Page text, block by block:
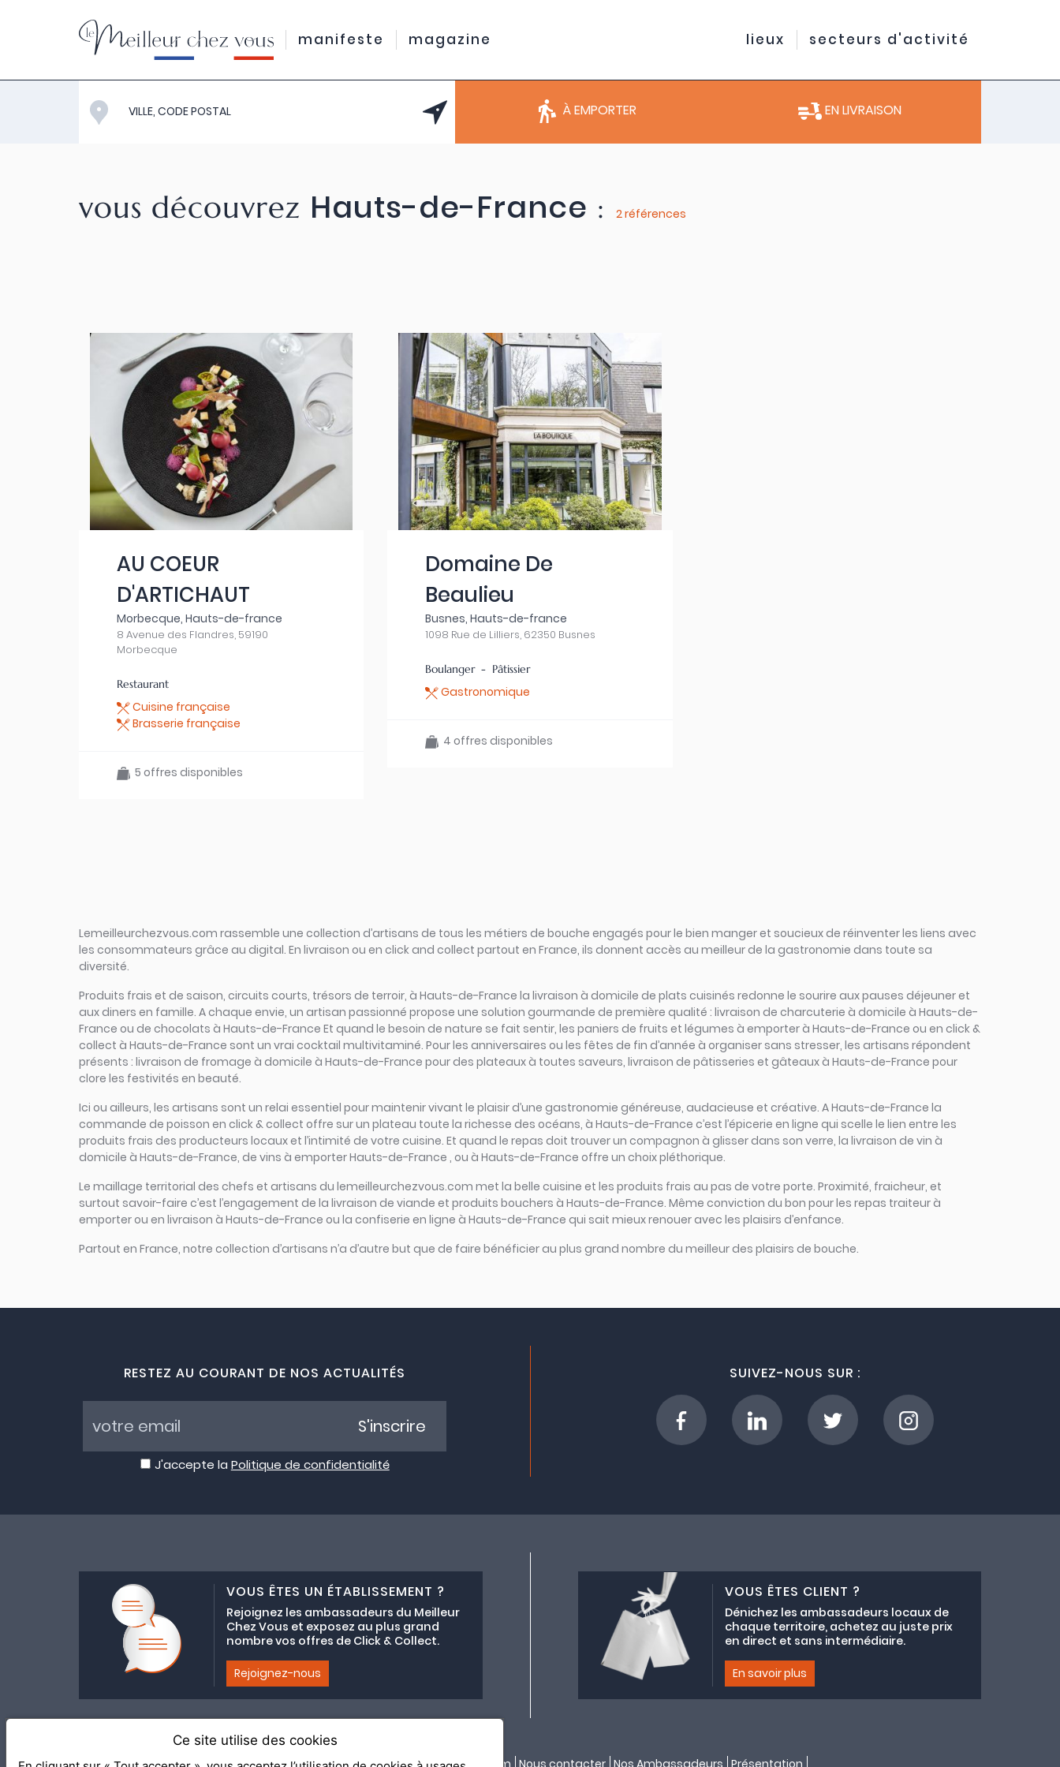
manifeste magazine lieux secteurs d'activité
À EMPORTER EN LIVRAISON
vous découvrez Hauts-de-France : 2 références
AU COEUR
D'ARTICHAUT
Morbecque, Hauts-de-france
8 Avenue des Flandres, 59190
Morbecque
Restaurant
Cuisine française
Brasserie française
5 offres disponibles
Domaine De
Beaulieu
Busnes, Hauts-de-france
1098 Rue de Lilliers, 62350 Busnes
Boulanger - Pâtissier
Gastronomique
4 offres disponibles
Lemeilleurchezvous.com rassemble une collection d’artisans de tous les métiers de bouche engagés pour le bien manger et soucieux de réinventer les liens avec
les consommateurs grâce au digital. En livraison ou en click and collect partout en France, ils donnent accès au meilleur de la gastronomie dans toute sa
diversité.
Produits frais et de saison, circuits courts, trésors de terroir, à Hauts-de-France la livraison à domicile de plats cuisinés redonne le sourire aux pauses déjeuner et
aux diners en famille. A chaque envie, un artisan passionné propose une solution gourmande de première qualité : livraison de charcuterie à domicile à Hauts-de-
France ou de chocolats à Hauts-de-France Et quand le besoin de nature se fait sentir, les paniers de fruits et légumes à emporter à Hauts-de-France ou en click &
collect à Hauts-de-France sont un vrai cocktail multivitaminé. Pour les anniversaires ou les fêtes de fin d’année à organiser sans stresser, les artisans répondent
présents : livraison de fromage à domicile à Hauts-de-France pour des plateaux à toutes saveurs, livraison de pâtisseries et gâteaux à Hauts-de-France pour
clore les festivités en beauté.
Ici ou ailleurs, les artisans sont un relai essentiel pour maintenir vivant le plaisir d’une gastronomie généreuse, audacieuse et créative. A Hauts-de-France la
commande de poisson en click & collect offre sur un plateau toute la richesse des océans, à Hauts-de-France c’est l’épicerie en ligne qui scelle le lien entre les
produits frais des producteurs locaux et l’intimité de votre cuisine. Et quand le repas doit trouver un compagnon à glisser dans son verre, la livraison de vin à
domicile à Hauts-de-France, de vins à emporter Hauts-de-France , ou à Hauts-de-France offre un choix pléthorique.
Le maillage territorial des chefs et artisans du lemeilleurchezvous.com met la belle cuisine et les produits frais au pas de votre porte. Proximité, fraicheur, et
surtout savoir-faire c’est l’engagement de la livraison de viande et produits bouchers à Hauts-de-France. Même conviction du bon pour les repas traiteur à
emporter ou en livraison à Hauts-de-France ou la confiserie en ligne à Hauts-de-France qui sait mieux renouer avec les plaisirs d’enfance.
Partout en France, notre collection d’artisans n’a d’autre but que de faire bénéficier au plus grand nombre du meilleur des plaisirs de bouche.
RESTEZ AU COURANT DE NOS ACTUALITÉS
J'accepte la Politique de confidentialité
S'inscrire
SUIVEZ-NOUS SUR :
VOUS ÊTES UN ÉTABLISSEMENT ?
Rejoignez les ambassadeurs du Meilleur
Chez Vous et exposez au plus grand
nombre vos offres de Click & Collect.
Rejoignez-nous
VOUS ÊTES CLIENT ?
Dénichez les ambassadeurs locaux de
chaque territoire, achetez au juste prix
en direct et sans intermédiaire.
En savoir plus
Adhésion au collectif lemeilleurchezvous.com Nous contacter Nos Ambassadeurs Présentation
Ce site utilise des cookies